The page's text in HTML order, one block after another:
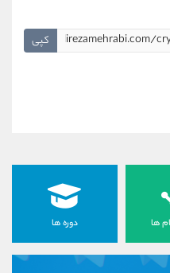
کپی
ها دوره ها